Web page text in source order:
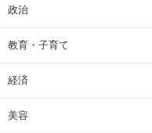
政治
教育・子育て
経済
美容